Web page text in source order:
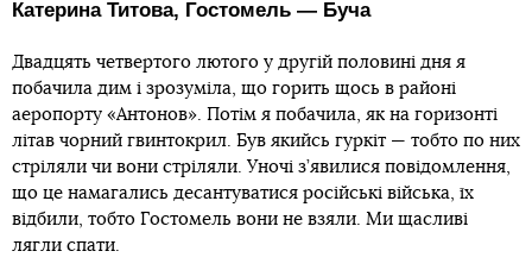
Катерина Титова, Гостомель — Буча
Двадцять четвертого лютого у другій половині дня я
побачила дим і зрозуміла, що горить щось в районі
аеропорту «Антонов». Потім я побачила, як на горизонті
літав чорний гвинтокрил. Був якийсь гуркіт — тобто по них
стріляли чи вони стріляли. Уночі з’явилися повідомлення,
що це намагались десантуватися російські війська, їх
відбили, тобто Гостомель вони не взяли. Ми щасливі
лягли спати.